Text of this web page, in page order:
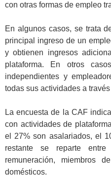
con otras formas de empleo
En algunos casos, se trata
principal ingreso de un
y obtienen ingresos
plataforma. En otros
independientes y
todas sus actividades a
La encuesta de la CAF
con actividades de
el 27% son asalariados, el
restante se reparte entre
remuneración, miembros
domésticos.